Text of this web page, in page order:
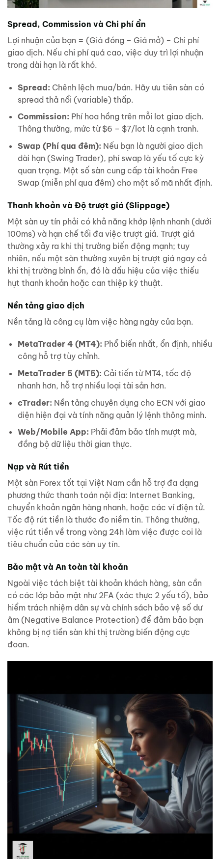
Spread, Commission và Chi phí ẩn
Lợi nhuận của bạn = (Giá đóng – Giá mở) – Chi phí
giao dịch. Nếu chi phí quá cao, việc duy trì lợi nhuận
trong dài hạn là rất khó.
Spread: Chênh lệch mua/bán. Hãy ưu tiên sàn có
spread thả nổi (variable) thấp.
Commission: Phí hoa hồng trên mỗi lot giao dịch.
Thông thường, mức từ $6 – $7/lot là cạnh tranh.
Swap (Phí qua đêm): Nếu bạn là người giao dịch
dài hạn (Swing Trader), phí swap là yếu tố cực kỳ
quan trọng. Một số sàn cung cấp tài khoản Free
Swap (miễn phí qua đêm) cho một số mã nhất định.
Thanh khoản và Độ trượt giá (Slippage)
Một sàn uy tín phải có khả năng khớp lệnh nhanh (dưới
100ms) và hạn chế tối đa việc trượt giá. Trượt giá
thường xảy ra khi thị trường biến động mạnh; tuy
nhiên, nếu một sàn thường xuyên bị trượt giá ngay cả
khi thị trường bình ổn, đó là dấu hiệu của việc thiếu
hụt thanh khoản hoặc can thiệp kỹ thuật.
Nền tảng giao dịch
Nền tảng là công cụ làm việc hàng ngày của bạn.
MetaTrader 4 (MT4): Phổ biến nhất, ổn định, nhiều
công hỗ trợ tùy chỉnh.
MetaTrader 5 (MT5): Cải tiến từ MT4, tốc độ
nhanh hơn, hỗ trợ nhiều loại tài sản hơn.
cTrader: Nền tảng chuyên dụng cho ECN với giao
diện hiện đại và tính năng quản lý lệnh thông minh.
Web/Mobile App: Phải đảm bảo tính mượt mà,
đồng bộ dữ liệu thời gian thực.
Nạp và Rút tiền
Một sàn Forex tốt tại Việt Nam cần hỗ trợ đa dạng
phương thức thanh toán nội địa: Internet Banking,
chuyển khoản ngân hàng nhanh, hoặc các ví điện tử.
Tốc độ rút tiền là thước đo niềm tin. Thông thường,
việc rút tiền về trong vòng 24h làm việc được coi là
tiêu chuẩn của các sàn uy tín.
Bảo mật và An toàn tài khoản
Ngoài việc tách biệt tài khoản khách hàng, sàn cần
có các lớp bảo mật như 2FA (xác thực 2 yếu tố), bảo
hiểm trách nhiệm dân sự và chính sách bảo vệ số dư
âm (Negative Balance Protection) để đảm bảo bạn
không bị nợ tiền sàn khi thị trường biến động cực
đoan.